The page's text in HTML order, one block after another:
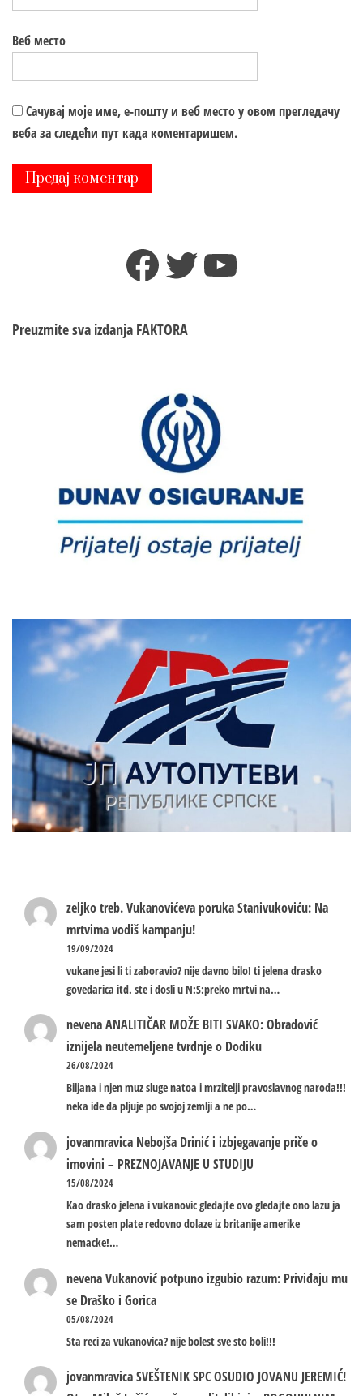
Веб место
Сачувај моје име, е-пошту и веб место у овом прегледачу
веба за следећи пут када коментаришем.
Facebook
TwitterYouTube
Preuzmite sva izdanja FAKTORA
zeljko treb.Vukanovićeva poruka Stanivukoviću: Na
mrtvima vodiš kampanju!
19/09/2024
vukane jesi li ti zaboravio? nije davno bilo! ti jelena drasko
govedarica itd. ste i dosli u N:S:preko mrtvi na…
nevenaANALITIČAR MOŽE BITI SVAKO: Obradović
iznijela neutemeljene tvrdnje o Dodiku
26/08/2024
Biljana i njen muz sluge natoa i mrzitelji pravoslavnog naroda!!!
neka ide da pljuje po svojoj zemlji a ne po…
jovanmravica Nebojša Drinić i izbjegavanje priče o
imovini – PREZNOJAVANJE U STUDIJU
15/08/2024
Kao drasko jelena i vukanovic gledajte ovo gledajte ono lazu ja
sam posten plate redovno dolaze iz britanije amerike
nemacke!…
nevenaVukanović potpuno izgubio razum: Priviđaju mu
se Draško i Gorica
05/08/2024
Sta reci za vukanovica? nije bolest sve sto boli!!!
jovanmravicaSVEŠTENIK SPC OSUDIO JOVANU JEREMIĆ!